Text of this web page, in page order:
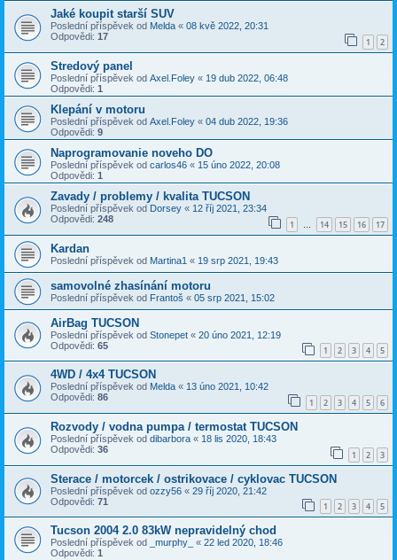
Jaké koupit starší SUV
Poslední příspěvek od Melda « 08 kvě 2022, 20:31
Odpovědi: 17 1 2
Stredový panel
Poslední příspěvek od Axel.Foley « 19 dub 2022, 06:48
Odpovědi: 1
Klepání v motoru
Poslední příspěvek od Axel.Foley « 04 dub 2022, 19:36
Odpovědi: 9
Naprogramovanie noveho DO
Poslední příspěvek od carlos46 « 15 úno 2022, 20:08
Odpovědi: 1
Zavady / problemy / kvalita TUCSON
Poslední příspěvek od Dorsey « 12 říj 2021, 23:34
Odpovědi: 248 1 … 14 15 16 17
Kardan
Poslední příspěvek od Martina1 « 19 srp 2021, 19:43
samovolné zhasínání motoru
Poslední příspěvek od Frantoš « 05 srp 2021, 15:02
AirBag TUCSON
Poslední příspěvek od Stonepet « 20 úno 2021, 12:19
Odpovědi: 65 1 2 3 4 5
4WD / 4x4 TUCSON
Poslední příspěvek od Melda « 13 úno 2021, 10:42
Odpovědi: 86 1 2 3 4 5 6
Rozvody / vodna pumpa / termostat TUCSON
Poslední příspěvek od dibarbora « 18 lis 2020, 18:43
Odpovědi: 36 1 2 3
Sterace / motorcek / ostrikovace / cyklovac TUCSON
Poslední příspěvek od ozzy56 « 29 říj 2020, 21:42
Odpovědi: 71 1 2 3 4 5
Tucson 2004 2.0 83kW nepravidelný chod
Poslední příspěvek od _murphy_ « 22 led 2020, 18:46
Odpovědi: 1